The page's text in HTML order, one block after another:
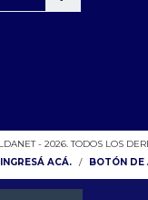
- 2026. TODOS LOS
INGRESÁ ACÁ. / BOTÓN DE